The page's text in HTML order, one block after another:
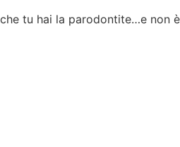
tu hai la parodontite…e non